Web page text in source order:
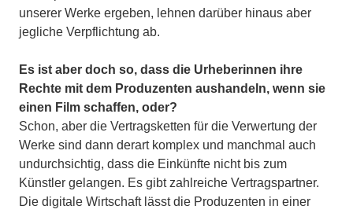
unserer Werke ergeben, lehnen darüber hinaus aber
jegliche Verpflichtung ab.
Es ist aber doch so, dass die Urheberinnen ihre
Rechte mit dem Produzenten aushandeln, wenn sie
einen Film schaffen, oder?
Schon, aber die Vertragsketten für die Verwertung der
Werke sind dann derart komplex und manchmal auch
undurchsichtig, dass die Einkünfte nicht bis zum
Künstler gelangen. Es gibt zahlreiche Vertragspartner.
Die digitale Wirtschaft lässt die Produzenten in einer